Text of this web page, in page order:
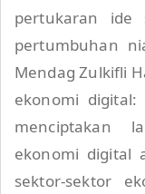
pertukaran ide
pertumbuhan
Mendag Zulkifli
ekonomi
menciptakan
ekonomi digital
sektor-sektor